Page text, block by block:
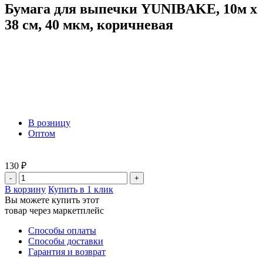
Бумага для выпечки YUNIBAKE, 10м х
38 см, 40 мкм, коричневая
В розницу
Оптом
130 ₽
- +
В корзину Купить в 1 клик
Вы можете купить этот
товар через маркетплейс
Способы оплаты
Способы доставки
Гарантия и возврат